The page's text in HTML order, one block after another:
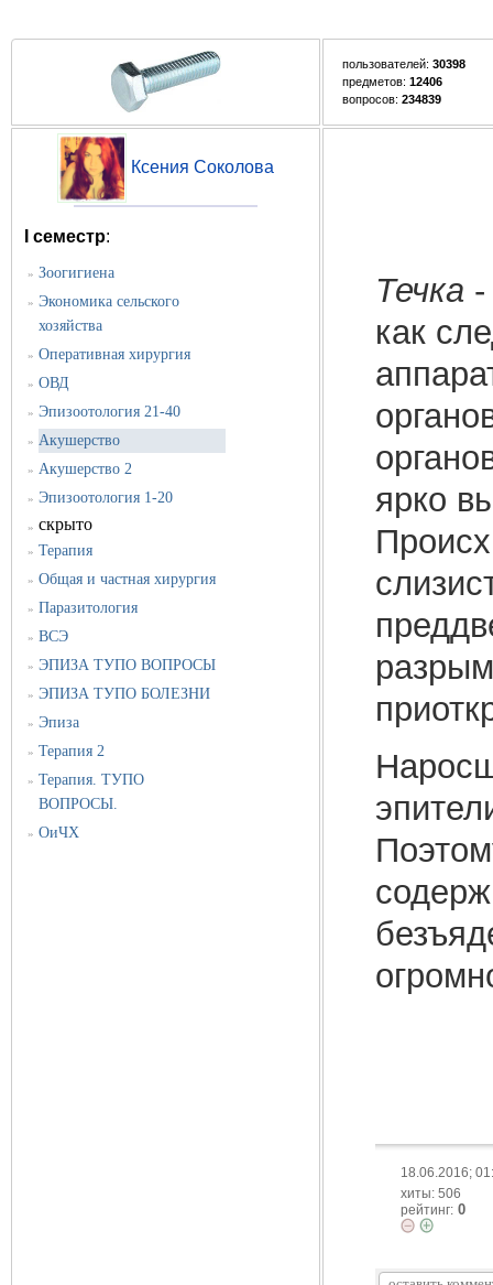
пользователей: 30398
предметов: 12406
вопросов: 234839
Ксения Соколова
I семестр:
» Зоогигиена
» Экономика сельского
хозяйства
» Оперативная хирургия
» ОВД
» Эпизоотология 21-40
» Акушерство
» Акушерство 2
» Эпизоотология 1-20
» скрыто
» Терапия
» Общая и частная хирургия
» Паразитология
» ВСЭ
» ЭПИЗА ТУПО ВОПРОСЫ
» ЭПИЗА ТУПО БОЛЕЗНИ
» Эпиза
» Терапия 2
» Терапия. ТУПО
ВОПРОСЫ.
» ОиЧХ
Течка
как
ярко
18.06.2016;
хиты: 506
рейтинг: 0